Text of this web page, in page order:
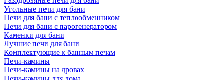
Угольные печи для бани
Печи для бани с теплообменником
Печи для бани с парогенератором
Каменки для бани
Лучшие печи для бани
Комплектующие к банным печам
Печи-камины
Печи-камины на дровах
Печи-камины для дома